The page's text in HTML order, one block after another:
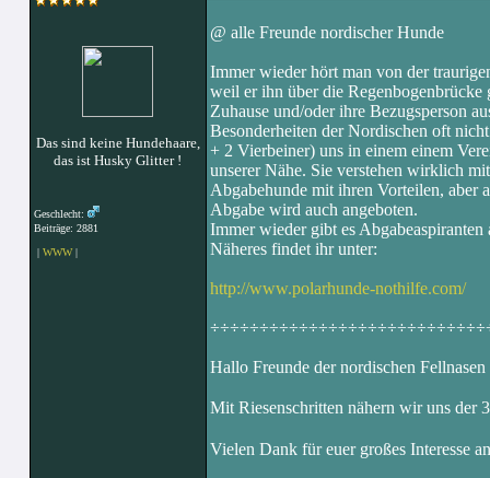
Das sind keine Hundehaare,
das ist Husky Glitter !
Geschlecht:
Beiträge: 2881
| WWW|
@ alle Freunde nordischer Hunde
Immer wieder hört man von der
weil er ihn über die Regenbogenbrücke
Zuhause und/oder ihre Bezugsperson
Besonderheiten der Nordischen oft
+ 2 Vierbeiner) uns in einem einem
unserer Nähe. Sie verstehen wirklich
Abgabehunde mit ihren Vorteilen, aber
Abgabe wird auch angeboten.
Immer wieder gibt es
Näheres findet ihr unter:
http://www.polarhunde-nothilfe.com/
Hallo Freunde der nordischen Fellnasen
Mit Riesenschritten nähern wir uns
Vielen Dank für euer großes Interesse